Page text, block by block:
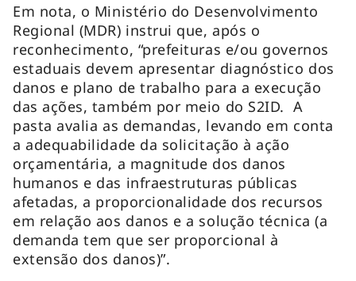
Em nota, o Ministério do Desenvolvimento
Regional (MDR) instrui que, após o
reconhecimento, “prefeituras e/ou governos
estaduais devem apresentar diagnóstico dos
danos e plano de trabalho para a execução
das ações, também por meio do S2ID. A
pasta avalia as demandas, levando em conta
a adequabilidade da solicitação à ação
orçamentária, a magnitude dos danos
humanos e das infraestruturas públicas
afetadas, a proporcionalidade dos recursos
em relação aos danos e a solução técnica (a
demanda tem que ser proporcional à
extensão dos danos)”.